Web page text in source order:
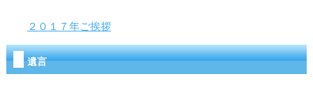
２０１７年ご挨拶
遺言